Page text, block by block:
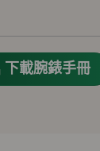
下載腕錶手冊